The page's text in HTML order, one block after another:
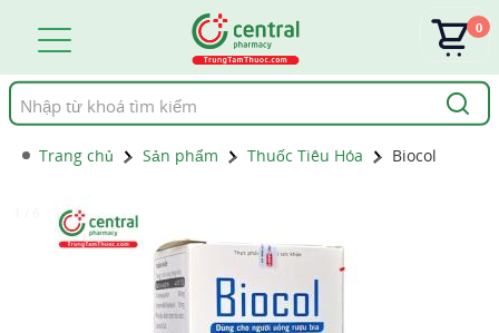
Tìm
kiếm
0
Trang chủ Sản phẩm Thuốc Tiêu Hóa Biocol